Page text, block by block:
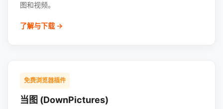
图和视频。
了解与下载 →
免费浏览器插件
当图 (DownPictures)